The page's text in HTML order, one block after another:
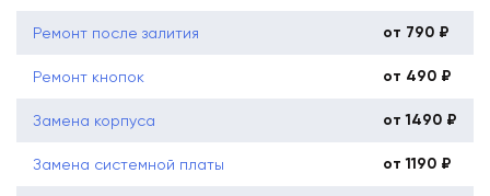
Ремонт после залития от 790 ₽
Ремонт кнопок от 490 ₽
Замена корпуса от 1490 ₽
Замена системной платы от 1190 ₽